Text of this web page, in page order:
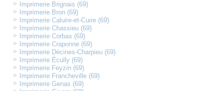
Imprimerie Brignais (69)
Imprimerie Bron (69)
Imprimerie Caluire-et-Cuire (69)
Imprimerie Chassieu (69)
Imprimerie Corbas (69)
Imprimerie Craponne (69)
Imprimerie Décines-Charpieu (69)
Imprimerie Écully (69)
Imprimerie Feyzin (69)
Imprimerie Francheville (69)
Imprimerie Genas (69)